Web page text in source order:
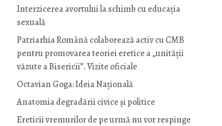
Interzicerea avortului la schimb cu educaţia
sexuală
Patriarhia Română colaborează activ cu CMB
pentru promovarea teoriei eretice a „unității
văzute a Bisericii”. Vizite oficiale
Octavian Goga: Ideia Naţională
Anatomia degradării civice și politice
Ereticii vremurilor de pe urmă nu vor respinge